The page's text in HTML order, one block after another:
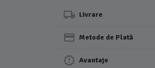
Livrare
Metode de Plată
Avantaje